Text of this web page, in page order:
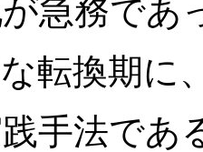
急務であ
転換期に
手法であ